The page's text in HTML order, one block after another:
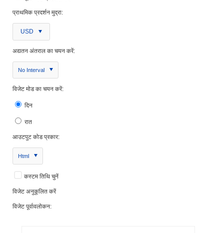
प्राथमिक प्रदर्शन मुद्रा:
USD
अद्यतन अंतराल का चयन करें:
No Interval
विजेट मोड का चयन करें:
दिन
रात
आउटपुट कोड प्रकार:
Html
कस्टम तिथि चुनें
विजेट अनुकूलित करें
विजेट पूर्वावलोकन: